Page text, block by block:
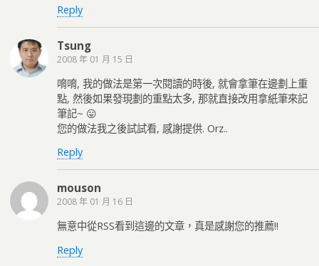
Reply
Tsung
2008 年 01 月 15 日
唷唷, 我的做法是第一次閱讀的時後, 就會拿筆在邊劃上重
點, 然後如果發現劃的重點太多, 那就直接改用拿紙筆來記
筆記~ 😛
您的做法我之後試試看, 感謝提供. Orz..
Reply
mouson
2008 年 01 月 16 日
無意中從RSS看到這邊的文章，真是感謝您的推薦!!
Reply